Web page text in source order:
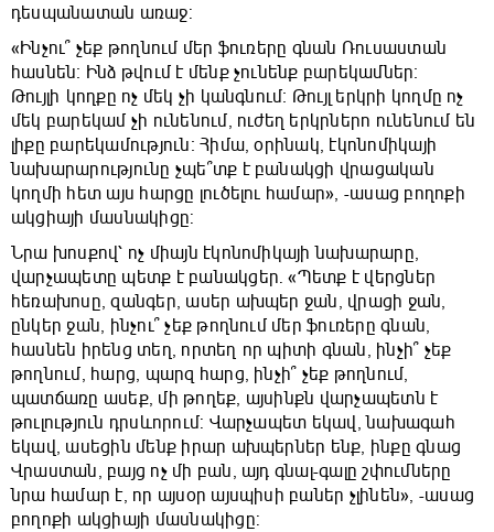
դեսպանատան առաջ:
«Ինչու՞ չեք թողնում մեր ֆուռերը գնան Ռուսաստան
հասնեն։ Ինձ թվում է մենք չունենք բարեկամներ։
Թույլի կողքը ոչ մեկ չի կանգնում։ Թույլ երկրի կողմը ոչ
մեկ բարեկամ չի ունենում, ուժեղ երկրներn ունենում են
լիքը բարեկամություն։ Հիմա, օրինակ, էկոնոմիկայի
նախարարությունը չպե՞տք է բանակցի վրացական
կողմի հետ այս հարցը լուծելու համար», -ասաց բողոքի
ակցիայի մասնակիցը:
Նրա խոսքով՝ ոչ միայն էկոնոմիկայի նախարարը,
վարչապետը պետք է բանակցեր. «Պետք է վերցներ
հեռախոսը, զանգեր, ասեր ախպեր ջան, վրացի ջան,
ընկեր ջան, ինչու՞ չեք թողնում մեր ֆուռերը գնան,
հասնեն իրենց տեղ, որտեղ որ պիտի գնան, ինչի՞ չեք
թողնում, հարց, պարզ հարց, ինչի՞ չեք թողնում,
պատճառը ասեք, մի թողեք, այսինքն վարչապետն է
թուլություն դրսևորում: Վարչապետ եկավ, նախագահ
եկավ, ասեցին մենք իրար ախպերներ ենք, ինքը գնաց
Վրաստան, բայց ոչ մի բան, այդ գնալ-գալը շփումները
նրա համար է, որ այսօր այսպիսի բաներ չլինեն», -ասաց
բողոքի ակցիայի մասնակիցը: